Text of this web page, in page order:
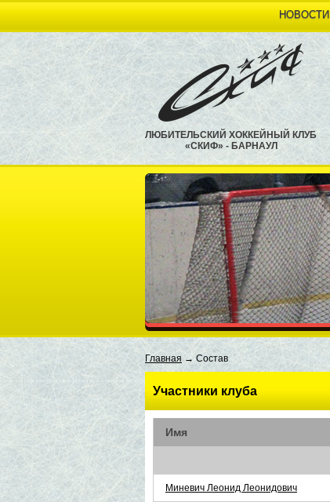
НОВОСТИ
ЛЮБИТЕЛЬСКИЙ ХОККЕЙНЫЙ КЛУБ
«СКИФ» - БАРНАУЛ
Главная → Состав
Участники клуба
Имя
Миневич Леонид Леонидович